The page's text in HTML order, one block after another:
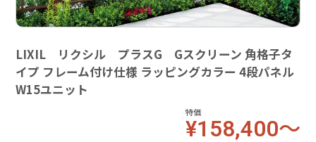
LIXIL リクシル プラスG Gスクリーン 角格子タ
イプ フレーム付け仕様 ラッピングカラー 4段パネル
W15ユニット
特価
¥158,400～